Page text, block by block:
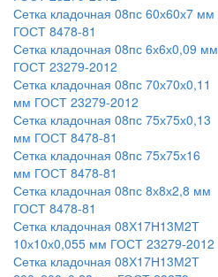
Сетка кладочная 08пс 60х60х7 мм
ГОСТ 8478-81
Сетка кладочная 08пс 6х6х0,09 мм
ГОСТ 23279-2012
Сетка кладочная 08пс 70х70х0,11
мм ГОСТ 23279-2012
Сетка кладочная 08пс 75х75х0,13
мм ГОСТ 8478-81
Сетка кладочная 08пс 75х75х16
мм ГОСТ 8478-81
Сетка кладочная 08пс 8х8х2,8 мм
ГОСТ 8478-81
Сетка кладочная 08Х17Н13М2Т
10х10х0,055 мм ГОСТ 23279-2012
Сетка кладочная 08Х17Н13М2Т